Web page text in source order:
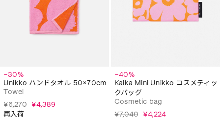
−30%
Unikko ハンドタオル 50×70cm
Towel
¥6,270 ¥4,389
再入荷
−40%
Kaika Mini Unikko コスメティッ
クバッグ
Cosmetic bag
¥7,040 ¥4,224